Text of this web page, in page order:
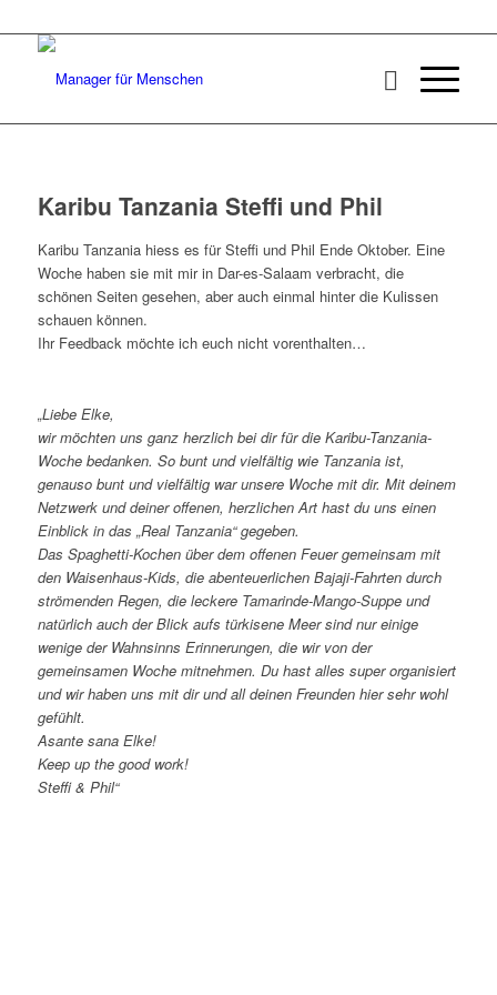
Karibu Tanzania Steffi und Phil
Karibu Tanzania hiess es für Steffi und Phil Ende Oktober. Eine
Woche haben sie mit mir in Dar-es-Salaam verbracht, die
schönen Seiten gesehen, aber auch einmal hinter die Kulissen
schauen können.
Ihr Feedback möchte ich euch nicht vorenthalten…
„Liebe Elke,
wir möchten uns ganz herzlich bei dir für die Karibu-Tanzania-
Woche bedanken. So bunt und vielfältig wie Tanzania ist,
genauso bunt und vielfältig war unsere Woche mit dir. Mit deinem
Netzwerk und deiner offenen, herzlichen Art hast du uns einen
Einblick in das „Real Tanzania“ gegeben.
Das Spaghetti-Kochen über dem offenen Feuer gemeinsam mit
den Waisenhaus-Kids, die abenteuerlichen Bajaji-Fahrten durch
strömenden Regen, die leckere Tamarinde-Mango-Suppe und
natürlich auch der Blick aufs türkisene Meer sind nur einige
wenige der Wahnsinns Erinnerungen, die wir von der
gemeinsamen Woche mitnehmen. Du hast alles super organisiert
und wir haben uns mit dir und all deinen Freunden hier sehr wohl
gefühlt.
Asante sana Elke!
Keep up the good work!
Steffi & Phil“